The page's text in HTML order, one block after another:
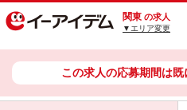
関東 の求人
▼エリア変更
この求人の応募期間は既